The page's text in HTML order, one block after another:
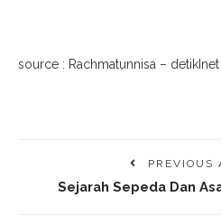
source : Rachmatunnisa – detikInet
PREVIOUS
Sejarah Sepeda Dan